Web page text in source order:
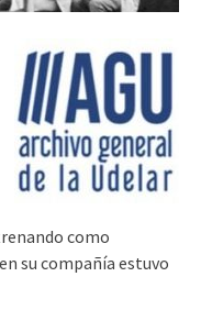
como
su compañía estuvo